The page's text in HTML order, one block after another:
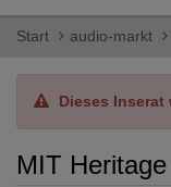
Start audio-markt
Dieses Inserat
MIT